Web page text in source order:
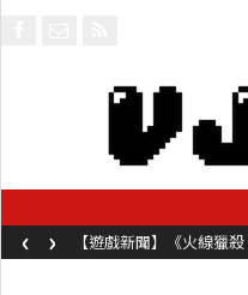
【遊戲新聞】《火線獵
容同時系舊作限時超平
‹ ›